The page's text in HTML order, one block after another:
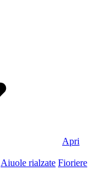
Apri
Aiuole rialzate Fioriere